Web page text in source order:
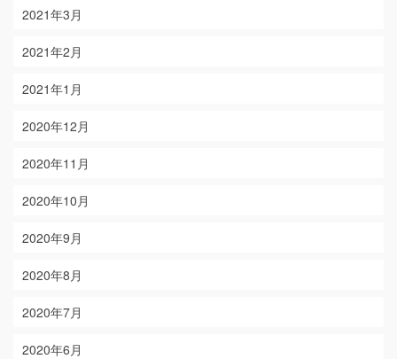
2021年3月
2021年2月
2021年1月
2020年12月
2020年11月
2020年10月
2020年9月
2020年8月
2020年7月
2020年6月